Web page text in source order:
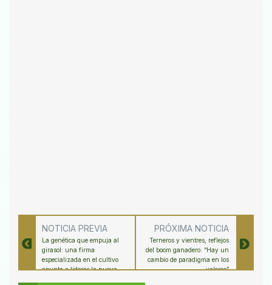
NOTICIA PREVIA
La genética que empuja al
girasol: una firma
especializada en el cultivo
apunta a liderar la nueva
PRÓXIMA NOTICIA
Terneros y vientres, reflejos
del boom ganadero: “Hay un
cambio de paradigma en los
valores”